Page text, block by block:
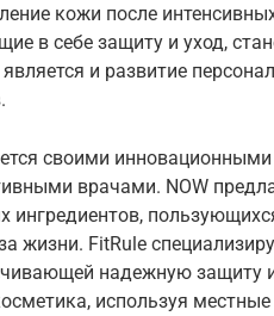
кожи после
в себе защиту и уход,
и развитие
своими
врачами. NOW
ингредиентов,
жизни. FitRule
надежную защиту
используя